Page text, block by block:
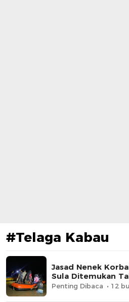
#Telaga Kabau
Jasad Nenek
Sula Ditemukan
Penting Dibaca 12